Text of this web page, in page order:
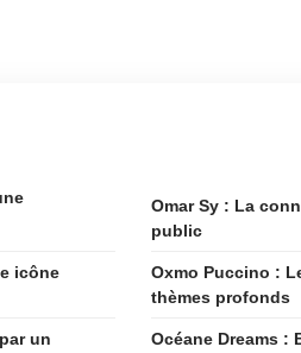
Omar Sy : La
public
icône
Oxmo Puccino :
thèmes profonds
un
Océane Dreams :